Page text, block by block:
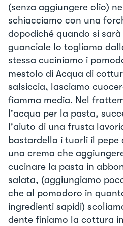
(senza aggiungere olio)
schiacciamo con una
dopodiché quando si
guanciale lo togliamo
stessa cuciniamo i
mestolo di Acqua di
salsiccia, lasciamo
fiamma media. Nel
l'acqua per la pasta,
l'aiuto di una frusta
bastardella i tuorli il pepe
una crema che
cucinare la pasta in
salata, (aggiungiamo
che al pomodoro in
ingredienti sapidi)
dente finiamo la cottura